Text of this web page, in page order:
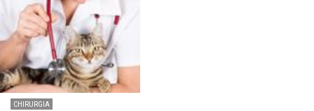
CHIRURGIA